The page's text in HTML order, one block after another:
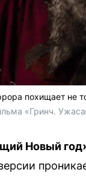
похищает не
«Гринч.
Новый